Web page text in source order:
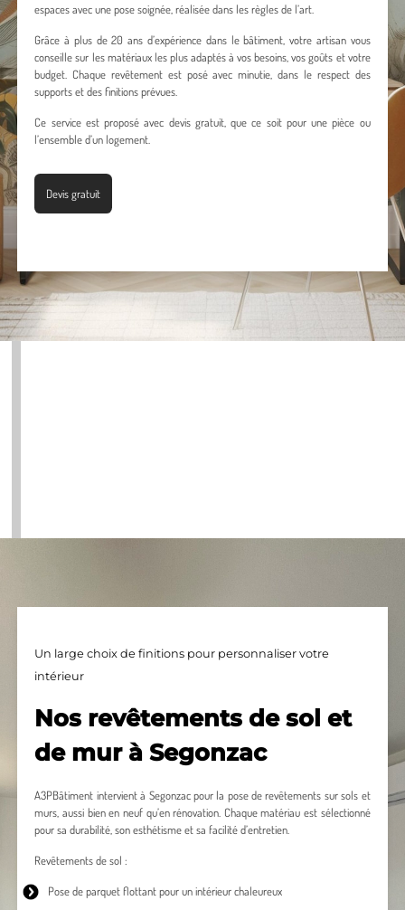
espaces avec une pose soignée, réalisée dans les règles de l’art.
Grâce à plus de 20 ans d’expérience dans le bâtiment, votre artisan vous
conseille sur les matériaux les plus adaptés à vos besoins, vos goûts et votre
budget. Chaque revêtement est posé avec minutie, dans le respect des
supports et des finitions prévues.
Ce service est proposé avec devis gratuit, que ce soit pour une pièce ou
l’ensemble d’un logement.
Devis gratuit
Un large choix de finitions pour personnaliser votre
intérieur
Nos revêtements de sol et
de mur à Segonzac
A3PBâtiment intervient à Segonzac pour la pose de revêtements sur sols et
murs, aussi bien en neuf qu’en rénovation. Chaque matériau est sélectionné
pour sa durabilité, son esthétisme et sa facilité d’entretien.
Revêtements de sol :
Pose de parquetflottant pour un intérieur chaleureux